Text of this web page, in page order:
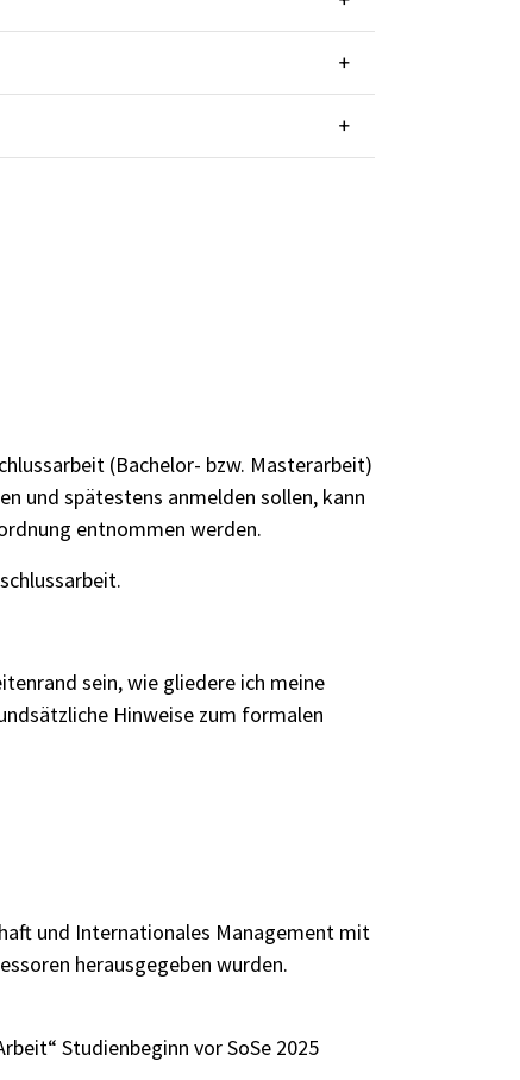
(Bachelor- bzw. Masterarbeit)
und spätestens anmelden sollen, kann
entnommen werden.
sein, wie gliedere ich meine
Hinweise zum formalen
und Internationales Management mit
herausgegeben wurden.
Studienbeginn vor SoSe 2025